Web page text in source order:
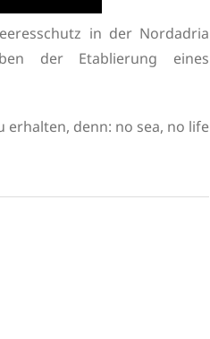
in der Nordadria
der Etablierung eines
erhalten, denn: no sea, no life